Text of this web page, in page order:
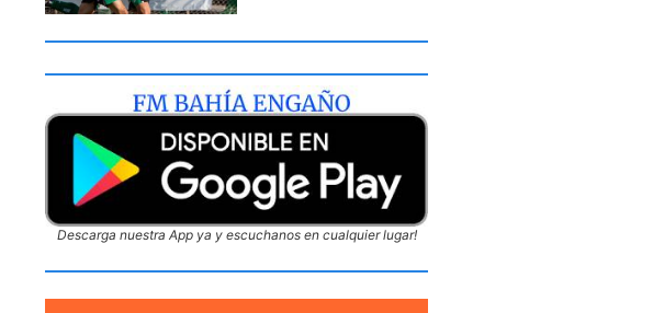
Descarga nuestra App ya y escuchanos en cualquier lugar!